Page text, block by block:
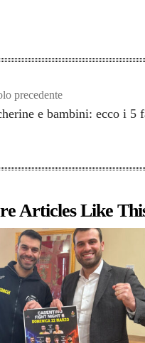
precedente
e bambini: ecco i 5
Articles Like